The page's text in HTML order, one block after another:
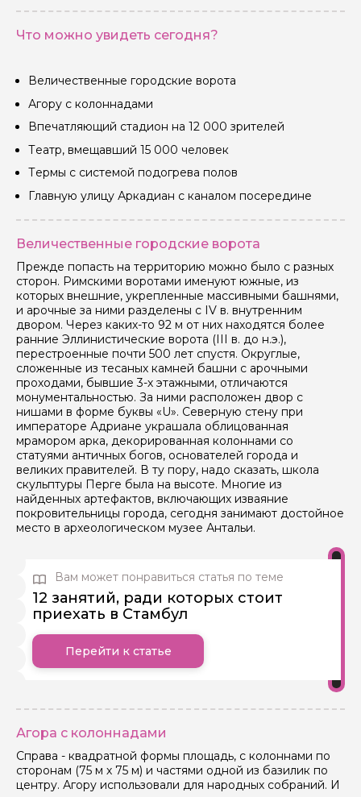
Что можно увидеть сегодня?
Величественные городские ворота
Агору с колоннадами
Впечатляющий стадион на 12 000 зрителей
Театр, вмещавший 15 000 человек
Термы с системой подогрева полов
Главную улицу Аркадиан с каналом посередине
Величественные городские ворота
Прежде попасть на территорию можно было с разных
сторон. Римскими воротами именуют южные, из
которых внешние, укрепленные массивными башнями,
и арочные за ними разделены с IV в. внутренним
двором. Через каких-то 92 м от них находятся более
ранние Эллинистические ворота (III в. до н.э.),
перестроенные почти 500 лет спустя. Округлые,
сложенные из тесаных камней башни с арочными
проходами, бывшие 3-х этажными, отличаются
монументальностью. За ними расположен двор с
нишами в форме буквы «U». Северную стену при
императоре Адриане украшала облицованная
мрамором арка, декорированная колоннами со
статуями античных богов, основателей города и
великих правителей. В ту пору, надо сказать, школа
скульптуры Перге была на высоте. Многие из
найденных артефактов, включающих изваяние
покровительницы города, сегодня занимают достойное
место в археологическом музее Антальи.
Вам может понравиться статья по теме
12 занятий, ради которых стоит
приехать в Стамбул
Перейти к статье
Агора с колоннадами
Справа - квадратной формы площадь, с колоннами по
сторонам (75 м х 75 м) и частями одной из базилик по
центру. Агору использовали для народных собраний. И